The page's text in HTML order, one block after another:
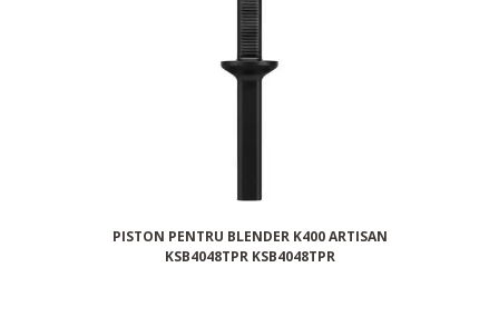
PISTON PENTRU BLENDER K400 ARTISAN
KSB4048TPR KSB4048TPR